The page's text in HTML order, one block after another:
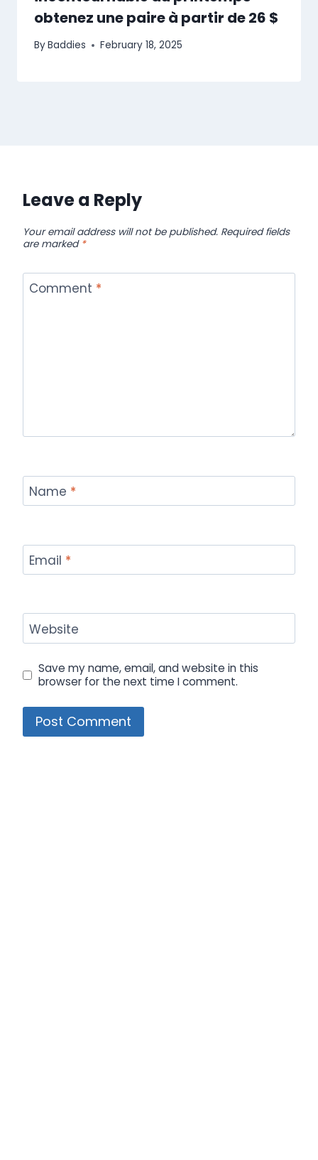
obtenez une paire à partir de 26 $
ByBaddies February 18, 2025
Leave a Reply
Your email address will not be published. Required fields
are marked *
Comment *
Name *
Email *
Website
Save my name, email, and website in this
browser for the next time I comment.